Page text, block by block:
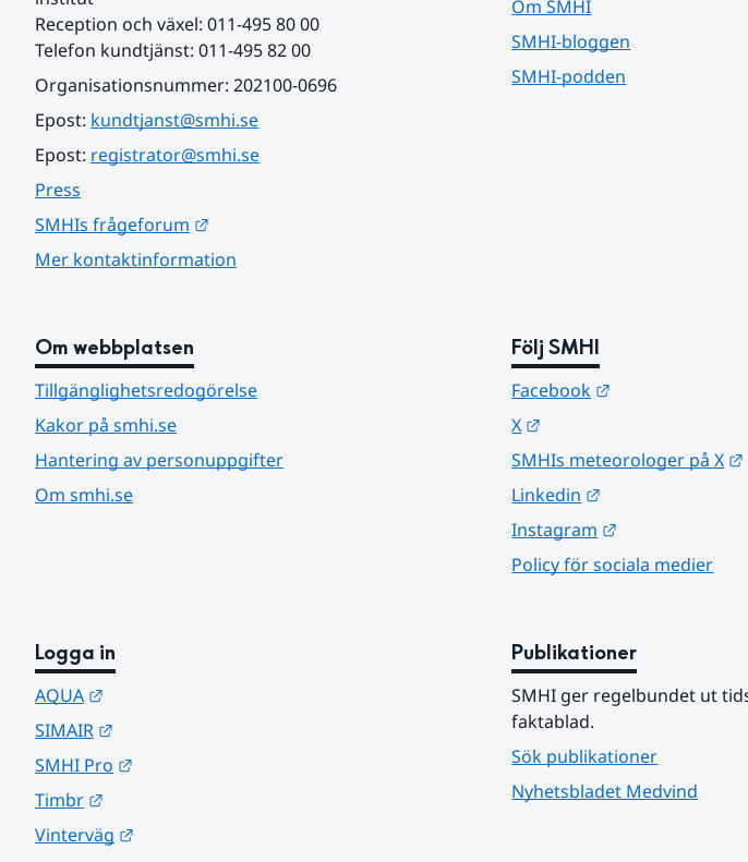
Reception och växel: 011-495 80 00
Telefon kundtjänst: 011-495 82 00
Organisationsnummer: 202100-0696
Epost: kundtjanst@smhi.se
Epost: registrator@smhi.se
Press
SMHIs frågeforum
Mer kontaktinformation
Om SMHI
SMHI-bloggen
SMHI-podden
Om webbplatsen
Tillgänglighetsredogörelse
Kakor på smhi.se
Hantering av personuppgifter
Om smhi.se
Följ SMHI
Facebook
X
SMHIs meteorologer på X
Linkedin
Instagram
Policy för sociala medier
Logga in
AQUA
SIMAIR
SMHI Pro
Timbr
Vinterväg
Publikationer
SMHI ger regelbundet ut
faktablad.
Sök publikationer
Nyhetsbladet Medvind